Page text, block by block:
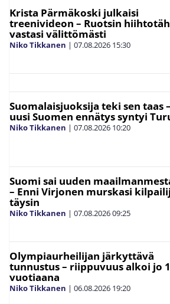
Krista Pärmäkoski julkaisi
treenivideon – Ruotsin
vastasi välittömästi
Niko Tikkanen | 07.08.2026 15:30
Suomalaisjuoksija teki sen taas –
uusi Suomen ennätys syntyi
Niko Tikkanen | 07.08.2026 10:20
Suomi sai uuden
– Enni Virjonen murskasi
täysin
Niko Tikkanen | 07.08.202609:25
Olympiaurheilijan järkyttävä
tunnustus – riippuvuus alkoi jo
vuotiaana
Niko Tikkanen | 06.08.2026 19:20